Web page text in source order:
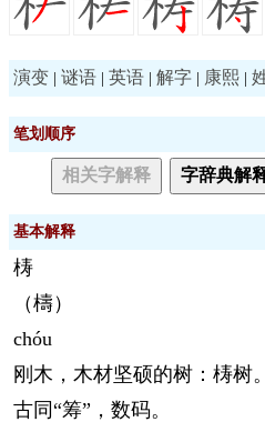
演变 | 谜语 | 英语 | 解字 | 康熙 |
笔划顺序
相关字解释 字辞典解
基本解释
梼
（檮）
chóu
刚木，木材坚硕的树：梼树
古同“筹”，数码。